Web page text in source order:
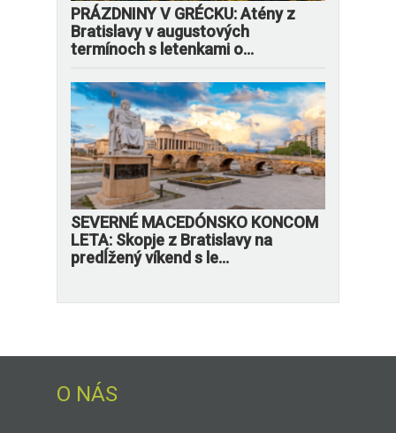
PRÁZDNINY V GRÉCKU: Atény z
Bratislavy v augustových
termínoch s letenkami o...
SEVERNÉ MACEDÓNSKO KONCOM
LETA: Skopje z Bratislavy na
predĺžený víkend s le...
O NÁS